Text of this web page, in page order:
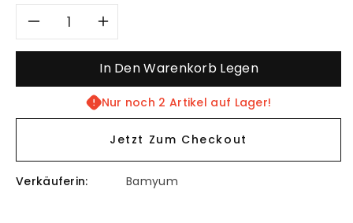
Verringere
Menge
Kette
Erhöhe
die
Menge
für
Kette
In Den Warenkorb Legen
Nur noch 2 Artikel auf Lager!
Jetzt Zum Checkout
Verkäuferin: Bamyum